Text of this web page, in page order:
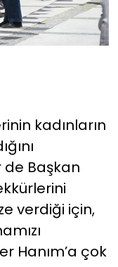
kadınların
Başkan
verdiği için,
Hanım’a çok